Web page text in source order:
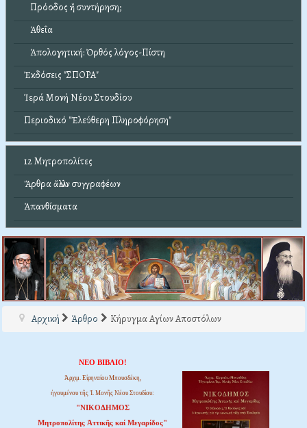
Πρόοδος ἤ συντήρηση;
Ἀθεΐα
Ἀπολογητική: Ὀρθός λόγος-Πίστη
Ἐκδόσεις "ΣΠΟΡΑ"
Ἱερά Μονή Νέου Στουδίου
Περιοδικό "Ἐλεύθερη Πληροφόρηση"
12 Μητροπολίτες
Ἄρθρα ἄλλων συγγραφέων
Ἀπανθίσματα
Αρχική Άρθρο Κήρυγμα Αγίων Αποστόλων
ΝΕΟ ΒΙΒΛΙΟ!
Ἀρχιμ. Εἰρηναίου Μπουσδέκη,
ἡγουμένου τῆς Ἱ. Μονῆς Νέου Στουδίου:
"ΝΙΚΟΔΗΜΟΣ
Μητροπολίτης Ἀττικῆς καί Μεγαρίδος"